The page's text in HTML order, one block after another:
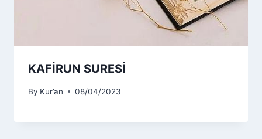
KAFİRUN SURESİ
By Kur’an 08/04/2023